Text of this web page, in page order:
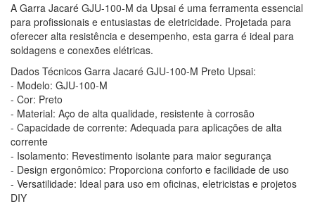
A Garra Jacaré GJU-100-M da Upsai é uma ferramenta essencial
para profissionais e entusiastas de eletricidade. Projetada para
oferecer alta resistência e desempenho, esta garra é ideal para
soldagens e conexões elétricas.
Dados Técnicos Garra Jacaré GJU-100-M Preto Upsai:
- Modelo: GJU-100-M
- Cor: Preto
- Material: Aço de alta qualidade, resistente à corrosão
- Capacidade de corrente: Adequada para aplicações de alta
corrente
- Isolamento: Revestimento isolante para maior segurança
- Design ergonômico: Proporciona conforto e facilidade de uso
- Versatilidade: Ideal para uso em oficinas, eletricistas e projetos
DIY